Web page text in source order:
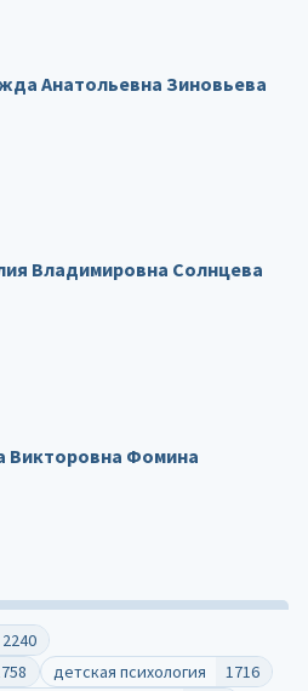
2240
детская психология
1716
Анатольевна Зиновьева
Владимировна Солнцева
Викторовна Фомина